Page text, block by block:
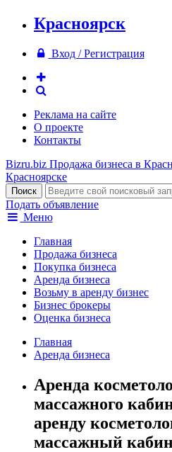
Красноярск
Вход / Регистрация
Реклама на сайте
О проекте
Контакты
Bizru.biz Продажа бизнеса в
Красноярске
Подать объявление
Меню
Главная
Продажа бизнеса
Покупка бизнеса
Аренда бизнеса
Возьму в аренду бизнес
Бизнес брокеры
Оценка бизнеса
Главная
Аренда бизнеса
Аренда
массажного
аренду
массажный